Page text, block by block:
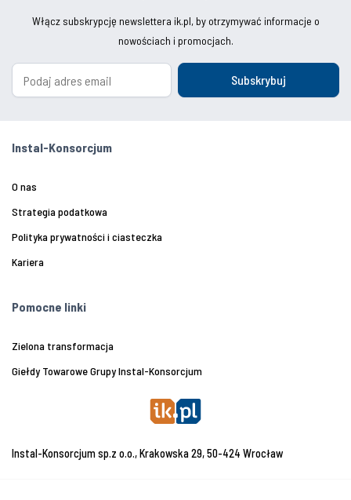
Włącz subskrypcję newslettera ik.pl, by otrzymywać informacje o
nowościach i promocjach.
Subskrybuj
Instal-Konsorcjum
O nas
Strategia podatkowa
Polityka prywatności i ciasteczka
Kariera
Pomocne linki
Zielona transformacja
Giełdy Towarowe Grupy Instal-Konsorcjum
Instal-Konsorcjum sp.z o.o., Krakowska 29, 50-424 Wrocław